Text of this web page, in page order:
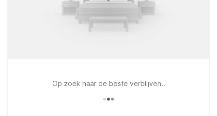
Op zoek naar de beste verblijven..